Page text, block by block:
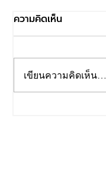
ความคิดเห็น
เขียนความคิดเห็น…